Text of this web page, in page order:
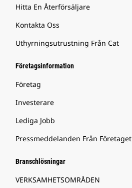
Hitta En Återförsäljare
Kontakta Oss
Uthyrningsutrustning Från Cat
Företagsinformation
Företag
Investerare
Lediga Jobb
Pressmeddelanden Från Företaget
Branschlösningar
VERKSAMHETSOMRÅDEN